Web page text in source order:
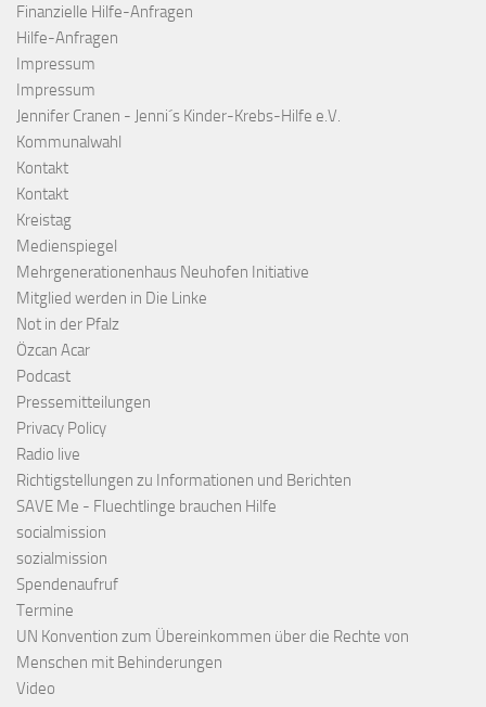
Finanzielle Hilfe-Anfragen
Hilfe-Anfragen
Impressum
Impressum
Jennifer Cranen - Jenni´s Kinder-Krebs-Hilfe e.V.
Kommunalwahl
Kontakt
Kontakt
Kreistag
Medienspiegel
Mehrgenerationenhaus Neuhofen Initiative
Mitglied werden in Die Linke
Not in der Pfalz
Özcan Acar
Podcast
Pressemitteilungen
Privacy Policy
Radio live
Richtigstellungen zu Informationen und Berichten
SAVE Me - Fluechtlinge brauchen Hilfe
socialmission
sozialmission
Spendenaufruf
Termine
UN Konvention zum Übereinkommen über die Rechte von
Menschen mit Behinderungen
Video